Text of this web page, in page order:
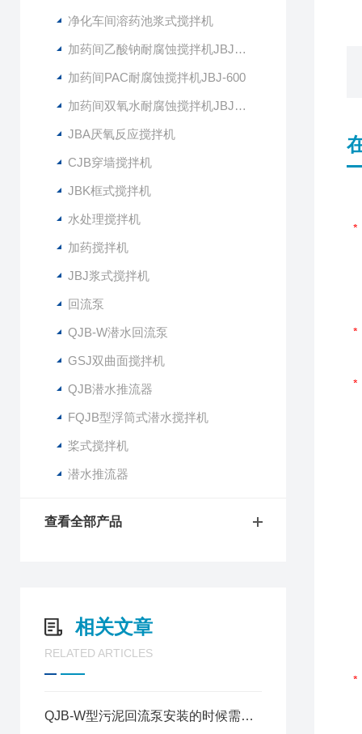
净化车间溶药池浆式搅拌机
加药间乙酸钠耐腐蚀搅拌机JBJ-400
加药间PAC耐腐蚀搅拌机JBJ-600
加药间双氧水耐腐蚀搅拌机JBJ-300
JBA厌氧反应搅拌机
CJB穿墙搅拌机
JBK框式搅拌机
水处理搅拌机
加药搅拌机
JBJ浆式搅拌机
回流泵
QJB-W潜水回流泵
GSJ双曲面搅拌机
QJB潜水推流器
FQJB型浮筒式潜水搅拌机
桨式搅拌机
潜水推流器
查看全部产品
相关文章
RELATED ARTICLES
QJB-W型污泥回流泵安装的时候需要注意些什么？